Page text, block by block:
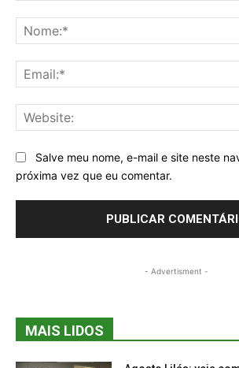
Salve meu nome, e-mail e site neste
próxima vez que eu comentar.
- Advertisment -
MAIS LIDOS